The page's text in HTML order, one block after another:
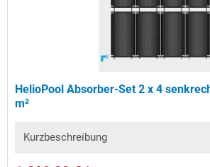
HelioPool Absorber-Set 2 x 4
m²
Kurzbeschreibung